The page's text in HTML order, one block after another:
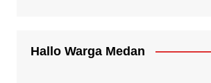
Hallo Warga Medan